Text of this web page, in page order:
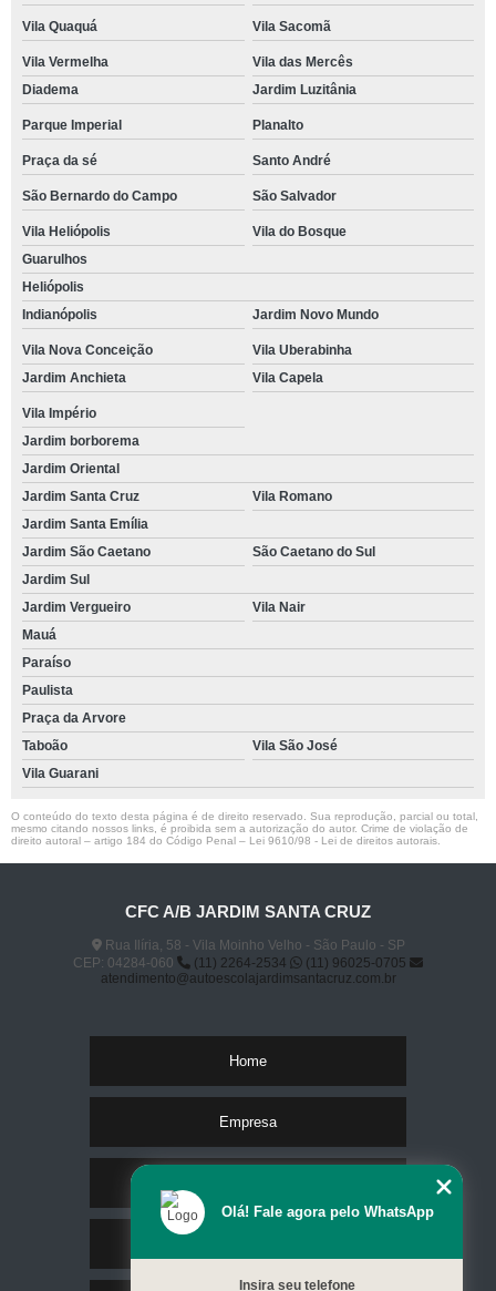
Vila Quaquá Vila Sacomã
Vila Vermelha
Vila das Mercês
Diadema
Jardim Luzitânia
Parque Imperial Planalto
Praça da sé Santo André
São Bernardo do Campo São Salvador
Vila Heliópolis
Vila do Bosque
Guarulhos
Heliópolis
Indianópolis
Jardim Novo Mundo
Vila Nova Conceição
Vila Uberabinha
Jardim Anchieta
Vila Capela
Vila Império
Jardim borborema
Jardim Oriental
Jardim Santa Cruz
Vila Romano
Jardim Santa Emília
Jardim São Caetano
São Caetano do Sul
Jardim Sul
Jardim Vergueiro
Vila Nair
Mauá
Paraíso
Paulista
Praça da Arvore
Taboão
Vila São José
Vila Guarani
O conteúdo do texto desta página é de direito reservado. Sua reprodução, parcial ou total,
mesmo citando nossos links, é proibida sem a autorização do autor. Crime de violação de
direito autoral – artigo 184 do Código Penal – Lei 9610/98 - Lei de direitos autorais
CFC A/B JARDIM SANTA CRUZ
Rua Ilíria, 58 - Vila Moinho Velho - São Paulo - SP
CEP: 04284-060
(11) 2264-2534
(11) 96025-0705
atendimento@autoescolajardimsantacruz.com.br
Home
Empresa
Olá! Fale agora pelo WhatsApp
Insira seu telefone